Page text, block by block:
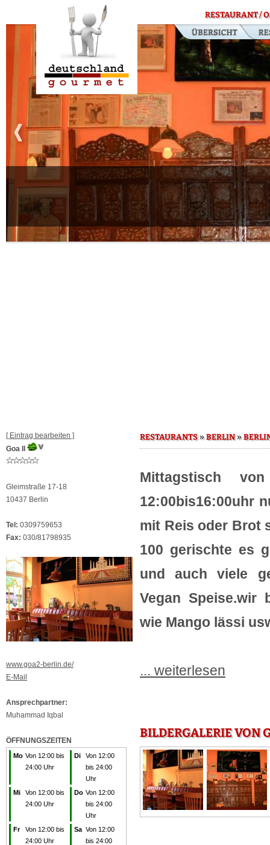
RESTAURANT /
[ Eintrag bearbeiten ]
Goa II
Gleimstraße 17-18
10437 Berlin
Tel: 0309759653
Fax: 030/81798935
www.goa2-berlin.de/
E-Mail
Ansprechpartner:
Muhammad Iqbal
ÖFFNUNGSZEITEN
Mo Von 12:00 bis
24:00 Uhr
Di
Von 12:00
bis 24:00
Uhr
Mi
Von 12:00 bis
24:00 Uhr
Do Von 12:00
bis 24:00
Uhr
Fr
Von 12:00 bis
24:00 Uhr
Sa Von 12:00
bis 24:00
RESTAURANTS»BERLIN»
Mittagstisch
12:00bis16:00uhr
mit Reis oder Brot
100 gerischte es
und auch viele
Vegan Speise.wir
wie Mango lässi
... weiterlesen
BILDERGALERIE VON